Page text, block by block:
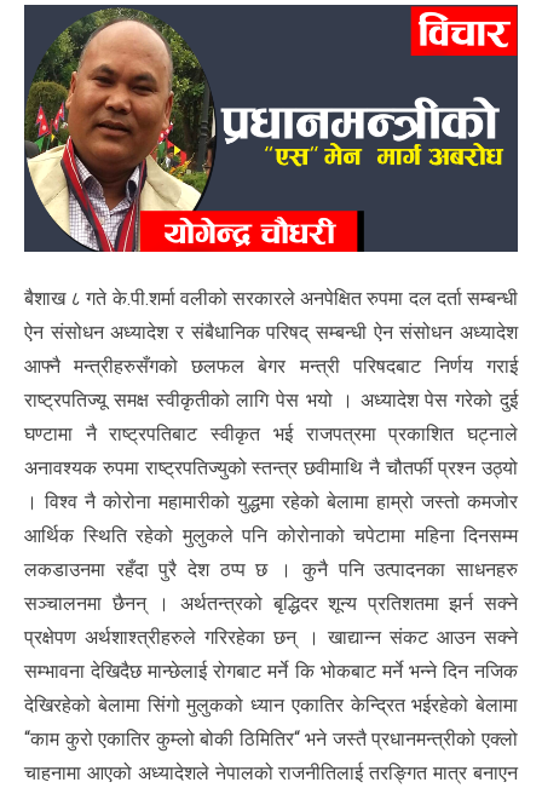
बैशाख ८ गते के.पी.शर्मा वलीको सरकारले अनपेक्षित रुपमा दल दर्ता सम्बन्धी
ऐन संसोधन अध्यादेश र संबैधानिक परिषद् सम्बन्धी ऐन संसोधन अध्यादेश
आफ्नै मन्त्रीहरुसँगको छलफल बेगर मन्त्री परिषदबाट निर्णय गराई
राष्ट्रपतिज्यू समक्ष स्वीकृतीको लागि पेस भयो । अध्यादेश पेस गरेको दुई
घण्टामा नै राष्ट्रपतिबाट स्वीकृत भई राजपत्रमा प्रकाशित घट्नाले
अनावश्यक रुपमा राष्ट्रपतिज्युको स्तन्त्र छवीमाथि नै चौतर्फी प्रश्न उठ्यो
। विश्व नै कोरोना महामारीको युद्धमा रहेको बेलामा हाम्रो जस्तो कमजोर
आर्थिक स्थिति रहेको मुलुकले पनि कोरोनाको चपेटामा महिना दिनसम्म
लकडाउनमा रहँदा पुरै देश ठप्प छ । कुनै पनि उत्पादनका साधनहरु
सञ्चालनमा छैनन् । अर्थतन्त्रको बृद्धिदर शून्य प्रतिशतमा झर्न सक्ने
प्रक्षेपण अर्थशाश्त्रीहरुले गरिरहेका छन् । खाद्यान्न संकट आउन सक्ने
सम्भावना देखिदैछ मान्छेलाई रोगबाट मर्ने कि भोकबाट मर्ने भन्ने दिन नजिक
देखिरहेको बेलामा सिंगो मुलुकको ध्यान एकातिर केन्द्रित भईरहेको बेलामा
“काम कुरो एकातिर कुम्लो बोकी ठिमितिर“ भने जस्तै प्रधानमन्त्रीको एक्लो
चाहनामा आएको अध्यादेशले नेपालको राजनीतिलाई तरङ्गित मात्र बनाएन